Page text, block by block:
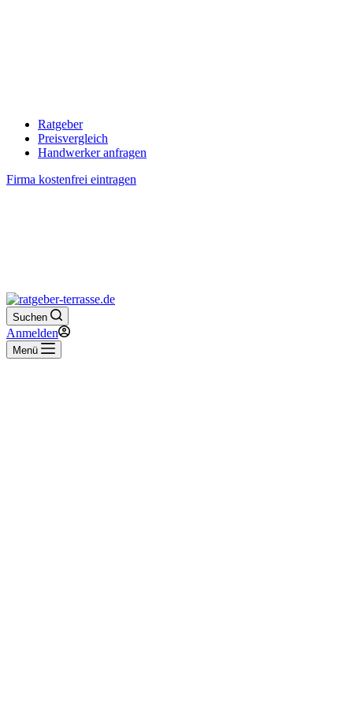
Ratgeber
Preisvergleich
Handwerker anfragen
Firma kostenfrei eintragen
Suchen
Anmelden
Menü